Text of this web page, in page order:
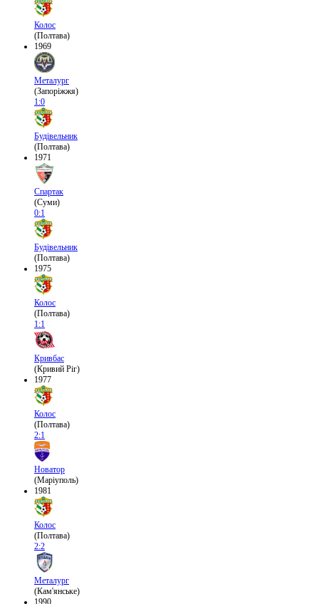
Колос
(Полтава)
1969
Металург
(Запоріжжя)
1:0
Будівельник
(Полтава)
1971
Спартак
(Суми)
0:1
Будівельник
(Полтава)
1975
Колос
(Полтава)
1:1
Кривбас
(Кривий Ріг)
1977
Колос
(Полтава)
2:1
Новатор
(Маріуполь)
1981
Колос
(Полтава)
2:2
Металург
(Кам'янське)